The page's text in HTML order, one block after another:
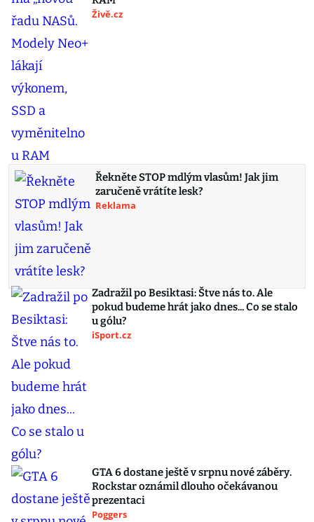
Živě.cz
Řekněte STOP mdlým vlasům! Jak jim
zaručeně vrátíte lesk?
Reklama
Zadražil po Besiktasi: Štve nás to. Ale
pokud budeme hrát jako dnes... Co se stalo
u gólu?
iSport.cz
GTA 6 dostane ještě v srpnu nové záběry.
Rockstar oznámil dlouho očekávanou
prezentaci
Poggers